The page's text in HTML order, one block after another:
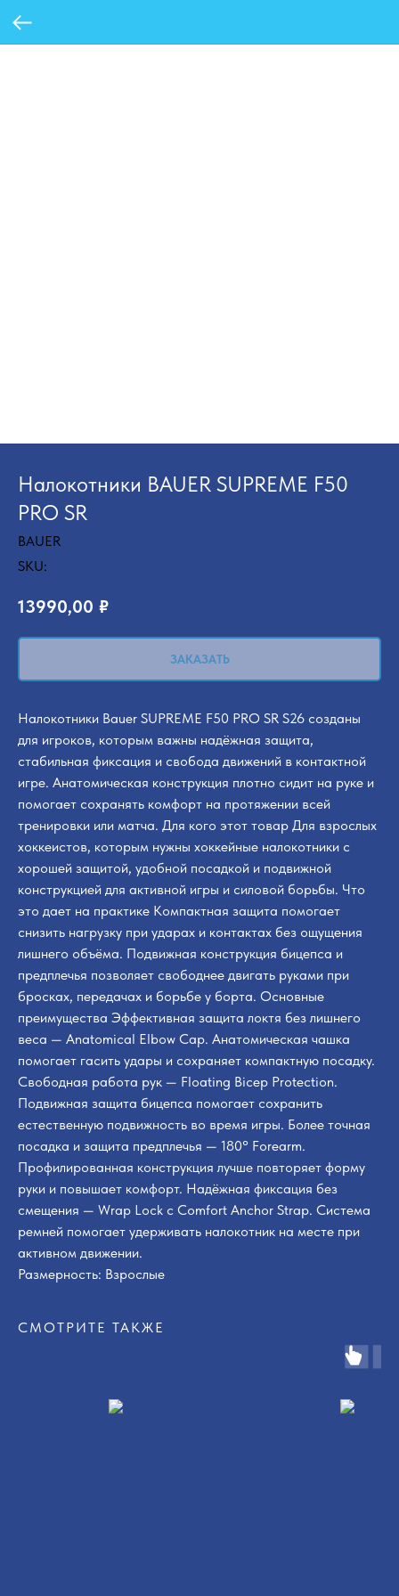
Налокотники BAUER SUPREME F50
PRO SR
BAUER
SKU:
13990,00 ₽
ЗАКАЗАТЬ
Налокотники Bauer SUPREME F50 PRO SR S26 созданы
для игроков, которым важны надёжная защита,
стабильная фиксация и свобода движений в контактной
игре. Анатомическая конструкция плотно сидит на руке и
помогает сохранять комфорт на протяжении всей
тренировки или матча. Для кого этот товар Для взрослых
хоккеистов, которым нужны хоккейные налокотники с
хорошей защитой, удобной посадкой и подвижной
конструкцией для активной игры и силовой борьбы. Что
это дает на практике Компактная защита помогает
снизить нагрузку при ударах и контактах без ощущения
лишнего объёма. Подвижная конструкция бицепса и
предплечья позволяет свободнее двигать руками при
бросках, передачах и борьбе у борта. Основные
преимущества Эффективная защита локтя без лишнего
веса — Anatomical Elbow Cap. Анатомическая чашка
помогает гасить удары и сохраняет компактную посадку.
Свободная работа рук — Floating Bicep Protection.
Подвижная защита бицепса помогает сохранить
естественную подвижность во время игры. Более точная
посадка и защита предплечья — 180° Forearm.
Профилированная конструкция лучше повторяет форму
руки и повышает комфорт. Надёжная фиксация без
смещения — Wrap Lock с Comfort Anchor Strap. Система
ремней помогает удерживать налокотник на месте при
активном движении.
Размерность: Взрослые
СМОТРИТЕ ТАКЖЕ